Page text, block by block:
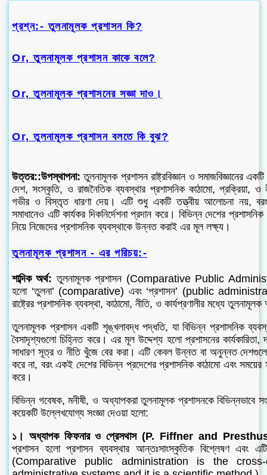
প্রশ্ন:- তুলনামূলক প্রশাসন কি?
Or, তুলনামূলক প্রশাসন কাকে বলে?
Or, তুলনামূলক প্রশাসনের সজ্ঞা দাও।
Or, তুলনামূলক প্রশাসন বলতে কি বুঝ?
উত্তর::উপস্থাপনা: তুলনামূলক প্রশাসন রাষ্ট্রবিজ্ঞান ও সমাজবিজ্ঞানের
দেশ, সংস্কৃতি, ও রাজনৈতিক ব্যবস্থার প্রশাসনিক কাঠামো, প্রক্রিয়া, ও
গভীর ও বিস্তৃত ধারণা দেয়। এটি শুধু একটি তত্ত্বীয় আলোচনা নয়,
সমাধানেও এটি কার্যকর দিকনির্দেশনা প্রদান করে। বিভিন্ন দেশের
নিয়ে নিজেদের প্রশাসনিক ব্যবস্থাকে উন্নত করাই এর মূল লক্ষ্য।
তুলনামূলক প্রশাসন - এর পরিচয়:-
শাব্দিক অর্থ:তুলনামূলক প্রশাসন (Comparative Public
হলো ‘তুলনা’ (comparative) এবং ‘প্রশাসন’ (public
রাষ্ট্রের প্রশাসনিক ব্যবস্থা, কাঠামো, নীতি, ও কার্যপ্রণালীর মধ্যে
তুলনামূলক প্রশাসন একটি শৃঙ্খলাবদ্ধ পদ্ধতি, যা বিভিন্ন প্রশাসনিক
বৈসাদৃশ্যগুলো চিহ্নিত করে। এর মূল উদ্দেশ্য হলো প্রশাসনের কার্যকারিতা,
সাধারণ সূত্র ও নীতি খুঁজে বের করা। এটি কেবল উন্নত বা অনুন্নত
করে না, বরং একই দেশের বিভিন্ন প্রদেশের প্রশাসনিক কাঠামো এবং সময়ের
করে।
বিভিন্ন গবেষক, মনীষী, ও অধ্যাপকরা তুলনামূলক প্রশাসনকে বিভিন্নভাবে
কয়েকটি উল্লেখযোগ্য সংজ্ঞা দেওয়া হলো:
১। অধ্যাপক ফিফনার ও প্রেসথাস (P. Fiffner and
প্রশাসন হলো প্রশাসন ব্যবস্থার আন্তঃসাংস্কৃতিক বিশ্লেষণ এবং
(Comparative public administration is the